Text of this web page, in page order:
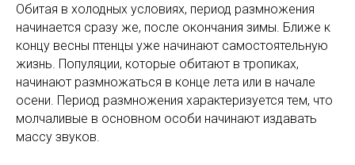
Обитая в холодных условиях, период размножения
начинается сразу же, после окончания зимы. Ближе к
концу весны птенцы уже начинают самостоятельную
жизнь. Популяции, которые обитают в тропиках,
начинают размножаться в конце лета или в начале
осени. Период размножения характеризуется тем, что
молчаливые в основном особи начинают издавать
массу звуков.